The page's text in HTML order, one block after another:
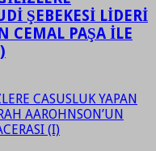
ŞEBEKESİ LİDERİ
CEMAL PAŞA İLE